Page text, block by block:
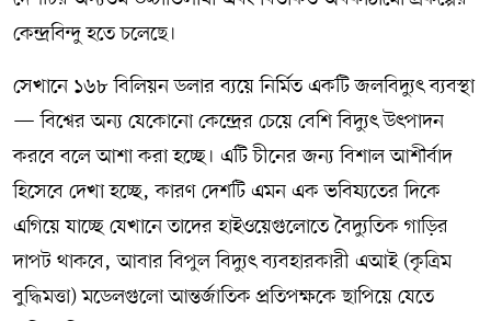
কেন্দ্রবিন্দু হতে চলেছে।
সেখানে ১৬৮ বিলিয়ন ডলার ব্যয়ে নির্মিত একটি জলবিদ্যুৎ ব্যবস্থা
— বিশ্বের অন্য যেকোনো কেন্দ্রের চেয়ে বেশি বিদ্যুৎ উৎপাদন
করবে বলে আশা করা হচ্ছে। এটি চীনের জন্য বিশাল আশীর্বাদ
হিসেবে দেখা হচ্ছে, কারণ দেশটি এমন এক ভবিষ্যতের দিকে
এগিয়ে যাচ্ছে যেখানে তাদের হাইওয়েগুলোতে বৈদ্যুতিক গাড়ির
দাপট থাকবে, আবার বিপুল বিদ্যুৎ ব্যবহারকারী এআই (কৃত্রিম
বুদ্ধিমত্তা) মডেলগুলো আন্তর্জাতিক প্রতিপক্ষকে ছাপিয়ে যেতে